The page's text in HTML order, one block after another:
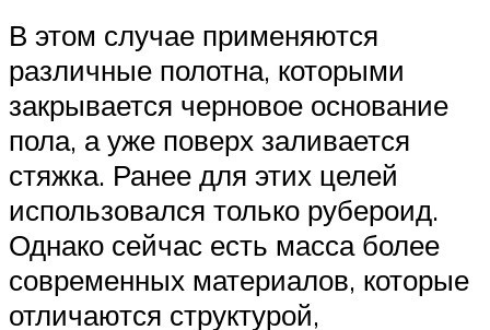
В этом случае применяются
различные полотна, которыми
закрывается черновое основание
пола, а уже поверх заливается
стяжка. Ранее для этих целей
использовался только рубероид.
Однако сейчас есть масса более
современных материалов, которые
отличаются структурой,